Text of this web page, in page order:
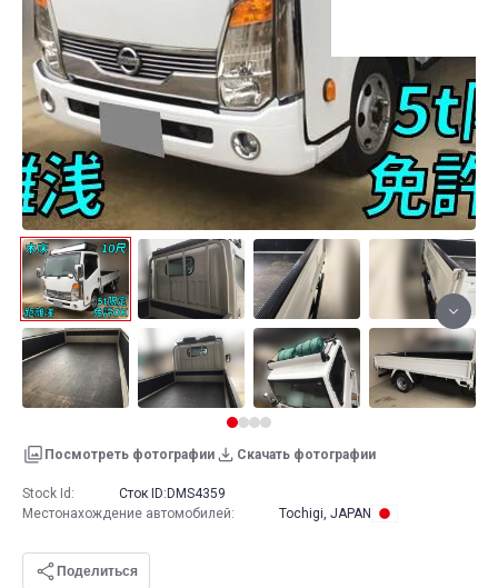
Посмотреть фотографии Скачать фотографии
Stock Id: Сток ID: DMS4359
Местонахождение автомобилей: Tochigi, JAPAN
Поделиться